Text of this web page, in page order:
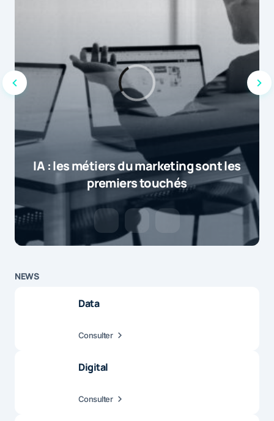
IA : les métiers du marketing sont les
premiers touchés
NEWS
Data
Consulter
Digital
Consulter